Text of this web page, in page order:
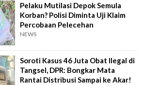
Pelaku Mutilasi Depok Semula
Korban? Polisi Diminta Uji Klaim
Percobaan Pelecehan
NEWS
Soroti Kasus 46 Juta Obat Ilegal di
Tangsel, DPR: Bongkar Mata
Rantai Distribusi Sampai ke Akar!